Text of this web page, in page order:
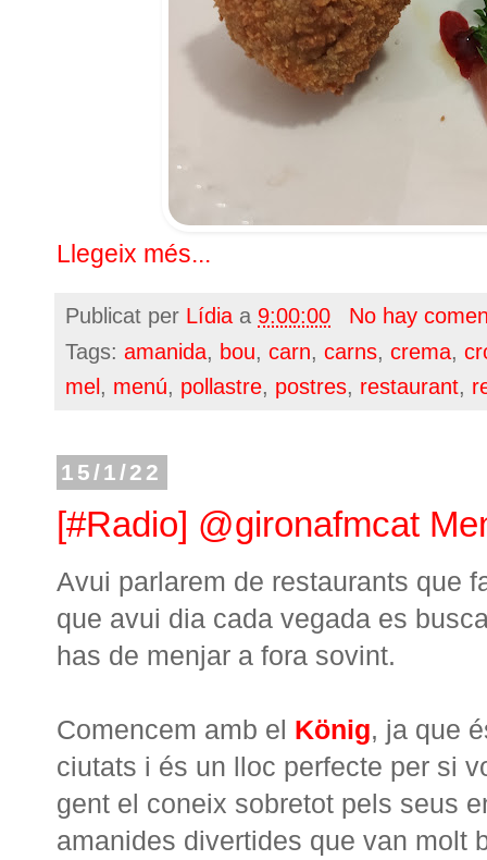
Llegeix més...
Publicat per Lídia a 9:00:00
No hay
Tags: amanida, bou, carn, carns, crema,
mel , menú, pollastre, postres, restaurant,
15/1/22
[#Radio] @gironafmcat
Avui parlarem de restaurants que
que avui dia cada vegada es
has de menjar a fora sovint.
Comencem amb el König, ja que
ciutats i és un lloc perfecte per si
gent el coneix sobretot pels seus
amanides divertides que van molt